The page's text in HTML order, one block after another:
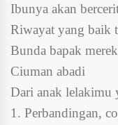
Ibunya akan
Riwayat yang baik
Bunda bapak
Ciuman abadi
Dari anak lelakimu
1. Perbandingan,